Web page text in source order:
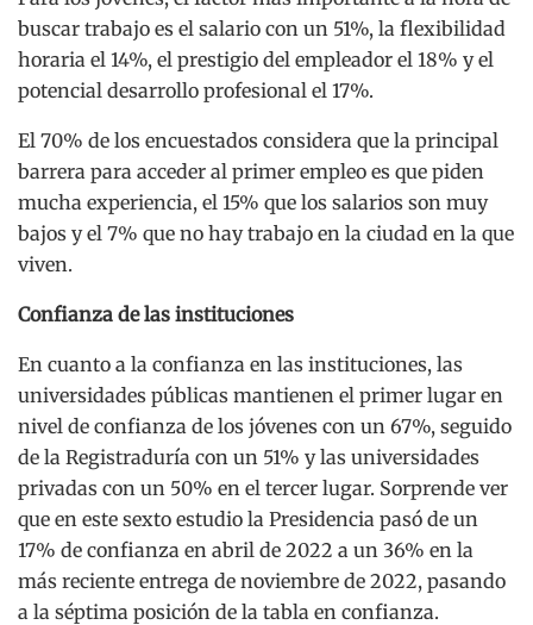
buscar trabajo es el salario con un 51%, la flexibilidad
horaria el 14%, el prestigio del empleador el 18% y el
potencial desarrollo profesional el 17%.
El 70% de los encuestados considera que la principal
barrera para acceder al primer empleo es que piden
mucha experiencia, el 15% que los salarios son muy
bajos y el 7% que no hay trabajo en la ciudad en la que
viven.
Confianza de las instituciones
En cuanto a la confianza en las instituciones, las
universidades públicas mantienen el primer lugar en
nivel de confianza de los jóvenes con un 67%, seguido
de la Registraduría con un 51% y las universidades
privadas con un 50% en el tercer lugar. Sorprende ver
que en este sexto estudio la Presidencia pasó de un
17% de confianza en abril de 2022 a un 36% en la
más reciente entrega de noviembre de 2022, pasando
a la séptima posición de la tabla en confianza.